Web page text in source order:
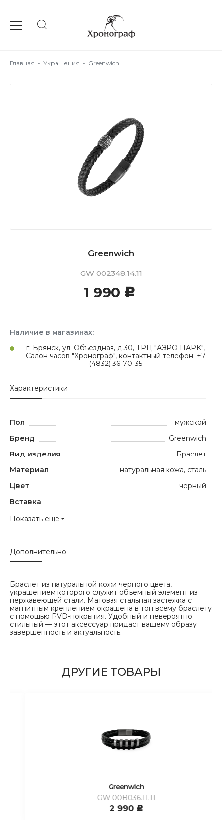
Главная - Украшения - Greenwich
Greenwich
GW 002348.14.11
1 990 c
Наличие в магазинах:
г. Брянск, ул. Объездная, д.30, ТРЦ "АЭРО ПАРК",
Салон часов "Хронограф", контактный телефон: +7
(4832) 36-70-35
Характеристики
Пол
мужской
Бренд
Greenwich
Вид изделия
Браслет
Материал
натуральная кожа, сталь
Цвет
чёрный
Вставка
Показать ещё
Дополнительно
Браслет из натуральной кожи черного цвета,
украшением которого служит объемный элемент из
нержавеющей стали. Матовая стальная застежка с
магнитным креплением окрашена в тон всему браслету
с помощью PVD-покрытия. Удобный и невероятно
стильный — этот аксессуар придаст вашему образу
завершенность и актуальность.
ДРУГИЕ ТОВАРЫ
Greenwich
GW 00B036.11.11
2 990c